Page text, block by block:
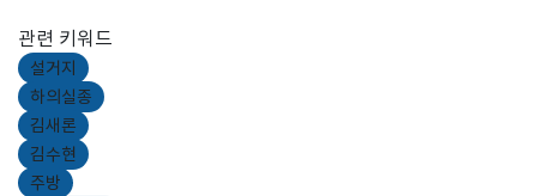
관련 키워드
설거지
하의실종
김새론
김수현
주방